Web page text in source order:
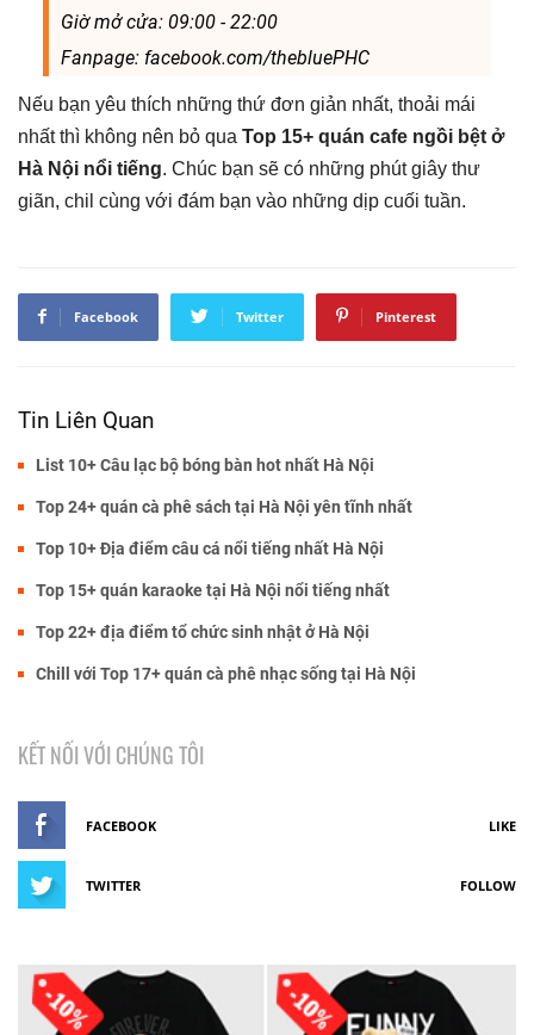
Giờ mở cửa: 09:00 - 22:00
Fanpage: facebook.com/thebluePHC
Nếu bạn yêu thích những thứ đơn giản nhất, thoải mái
nhất thì không nên bỏ qua Top 15+ quán cafe ngồi bệt ở
Hà Nội nổi tiếng. Chúc bạn sẽ có những phút giây thư
giãn, chil cùng với đám bạn vào những dịp cuối tuần.
Facebook Twitter Pinterest
Tin Liên Quan
List 10+ Câu lạc bộ bóng bàn hot nhất Hà Nội
Top 24+ quán cà phê sách tại Hà Nội yên tĩnh nhất
Top 10+ Địa điểm câu cá nổi tiếng nhất Hà Nội
Top 15+ quán karaoke tại Hà Nội nổi tiếng nhất
Top 22+ địa điểm tổ chức sinh nhật ở Hà Nội
Chill với Top 17+ quán cà phê nhạc sống tại Hà Nội
KẾT NỐI VỚI CHÚNG TÔI
FACEBOOK LIKE
TWITTER FOLLOW